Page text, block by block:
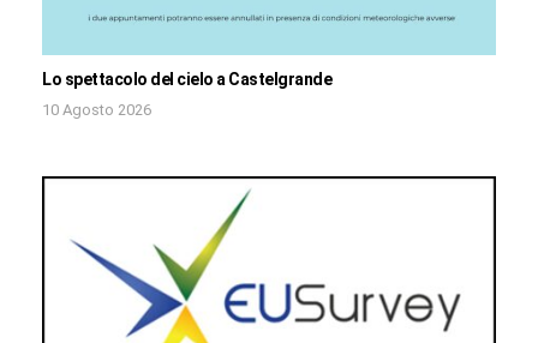
Lo spettacolo del cielo a Castelgrande
10 Agosto 2026